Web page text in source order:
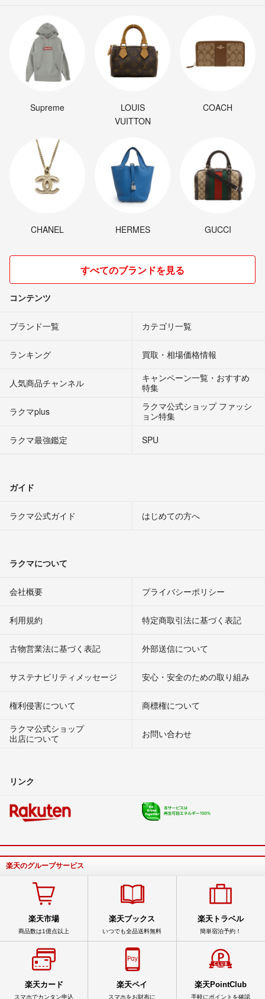
Supreme
LOUIS
VUITTON
COACH
CHANEL HERMES GUCCI
すべてのブランドを見る
コンテンツ
ブランド一覧 カテゴリ一覧
ランキング 買取・相場価格情報
人気商品チャンネル
キャンペーン一覧・おすすめ
特集
ラクマplus
ラクマ公式ショップ ファッシ
ョン特集
ラクマ最強鑑定
SPU
ガイド
ラクマ公式ガイド はじめての方へ
ラクマについて
会社概要 プライバシーポリシー
利用規約 特定商取引法に基づく表記
古物営業法に基づく表記 外部送信について
サステナビリティメッセージ 安心・安全のための取り組み
権利侵害について
商標権について
ラクマ公式ショップ
出店について
お問い合わせ
リンク
楽天のグループサービス
楽天市場
商品数は1億点以上
楽天ブックス
いつでも全品送料無料
楽天トラベル
簡単宿泊予約！
楽天カード
スマホでカンタン申込
楽天ペイ
スマホをお財布に
楽天PointClub
手軽にポイントを確認